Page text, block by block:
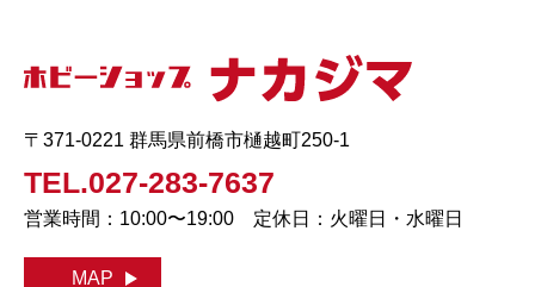
〒371-0221 群馬県前橋市樋越町250-1
TEL.027-283-7637
営業時間：10:00〜19:00 定休日：火曜日・水曜日
MAP